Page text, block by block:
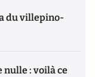
du villepino-
nulle : voilà ce